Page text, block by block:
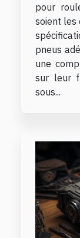
pour
soient les
pneus
une
sur leur
sous...